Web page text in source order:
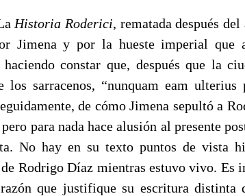
Historia Roderici, rematada después
Jimena y por la hueste imperial que
constar que, después que la
los sarracenos, “nunquam eam ulterius
de cómo Jimena sepultó a
para nada hace alusión al presente
No hay en su texto puntos de vista
Rodrigo Díaz mientras estuvo vivo. Es
que justifique su escritura distinta